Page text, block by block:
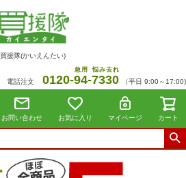
買援隊(かいえんたい)
電話注文 0120-94
急用
-7330
悩み去れ
（平日 9:00～17:00)
お問い合わせ お気に入り マイページ カート